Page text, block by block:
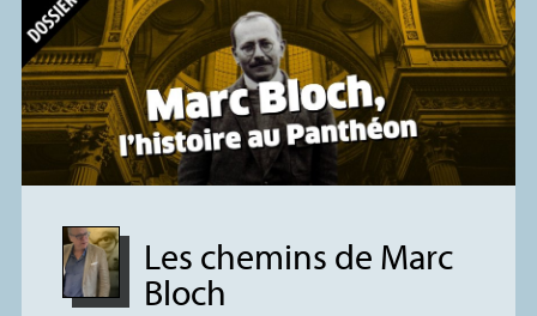
Les chemins de Marc
Bloch